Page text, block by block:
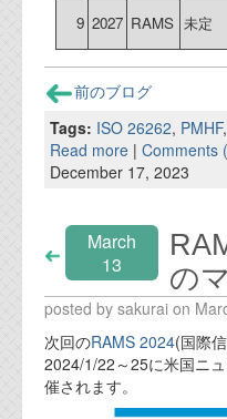
9 2027 RAMS 未定
前のブログ
Tags: ISO 26262, PMHF,
Read more | Comments
December 17, 2023
March
13
の
posted by sakurai on
次回のRAMS 2024(国際
2024/1/22～25に米国ニ
催されます。